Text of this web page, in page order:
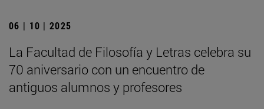
06 | 10 | 2025
La Facultad de Filosofía y Letras celebra su
70 aniversario con un encuentro de
antiguos alumnos y profesores